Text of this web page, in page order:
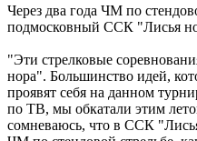
Через два года ЧМ по
подмосковный ССК "Лисья
"Эти стрелковые
нора". Большинство идей,
проявят себя на данном
по ТВ, мы обкатали этим
сомневаюсь, что в ССК